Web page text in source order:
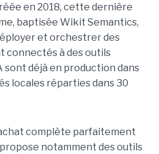
en 2018, cette dernière
baptisée Wikit Semantics,
et orchestrer des
connectés à des outils
sont déjà en production dans
locales réparties dans 30
complète parfaitement
notamment des outils